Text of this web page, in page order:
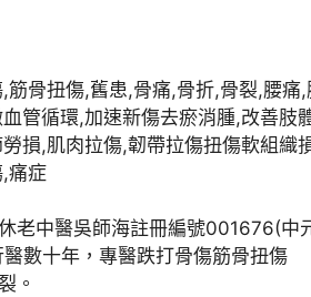
筋骨扭傷,舊患,骨痛,骨折,骨裂,腰
管循環,加速新傷去瘀消腫,改善肢
損,肌肉拉傷,韌帶拉傷扭傷軟組織
痛症
老中醫吳師海註冊編號001676(
數十年，專醫跌打骨傷筋骨扭傷
。